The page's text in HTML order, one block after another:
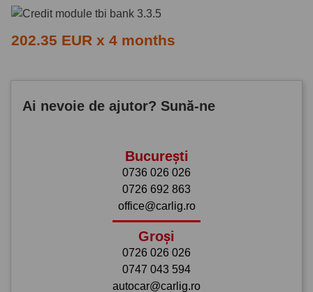
202.35 EUR x 4 months
Ai nevoie de ajutor? Sună-ne
București
0736 026 026
0726 692 863
office@carlig.ro
Groși
0726 026 026
0747 043 594
autocar@carlig.ro